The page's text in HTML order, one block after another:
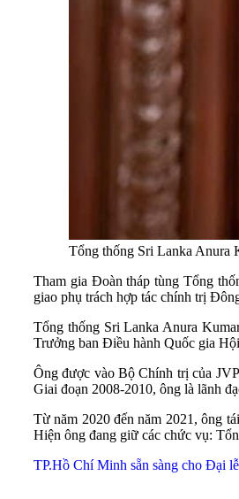
Tổng thống Sri Lanka Anura
Tham gia Đoàn tháp tùng Tổng
giao phụ trách hợp tác chính trị
Tổng thống Sri Lanka Anura
Trưởng ban Điều hành Quốc gia
Ông được vào Bộ Chính trị của
Giai đoạn 2008-2010, ông là lãnh
Từ năm 2020 đến năm 2021, ông
Hiện ông đang giữ các chức vụ:
TP.Hồ Chí Minh sẵn sàng cho Đại